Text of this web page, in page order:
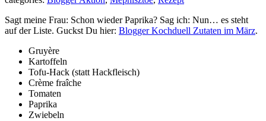
Sagt meine Frau: Schon wieder Paprika? Sag ich: Nun… es steht
auf der Liste. Guckst Du hier: Blogger Kochduell Zutaten im März.
Gruyère
Kartoffeln
Tofu-Hack (statt Hackfleisch)
Crème fraîche
Tomaten
Paprika
Zwiebeln